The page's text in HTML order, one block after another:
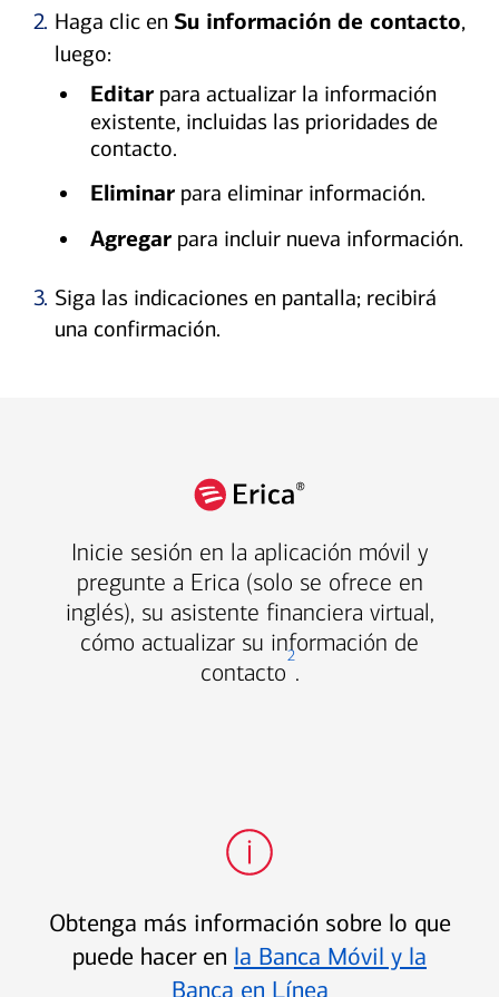
2. Haga clic en Su información de contacto,
luego:
Editarpara actualizar la información
existente, incluidas las prioridades de
contacto.
Eliminarpara eliminar información.
Agregarpara incluir nueva información.
3. Siga las indicaciones en pantalla; recibirá
una confirmación.
Inicie sesión en la aplicación móvil y
pregunte a Erica (solo se ofrece en
inglés), su asistente financiera virtual,
cómo actualizar su información de
contacto
2
.
Obtenga más información sobre lo que
puede hacer en la Banca Móvil y la
Banca en Línea